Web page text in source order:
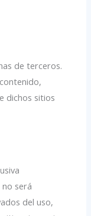
de terceros.
dichos sitios
no será
del uso,